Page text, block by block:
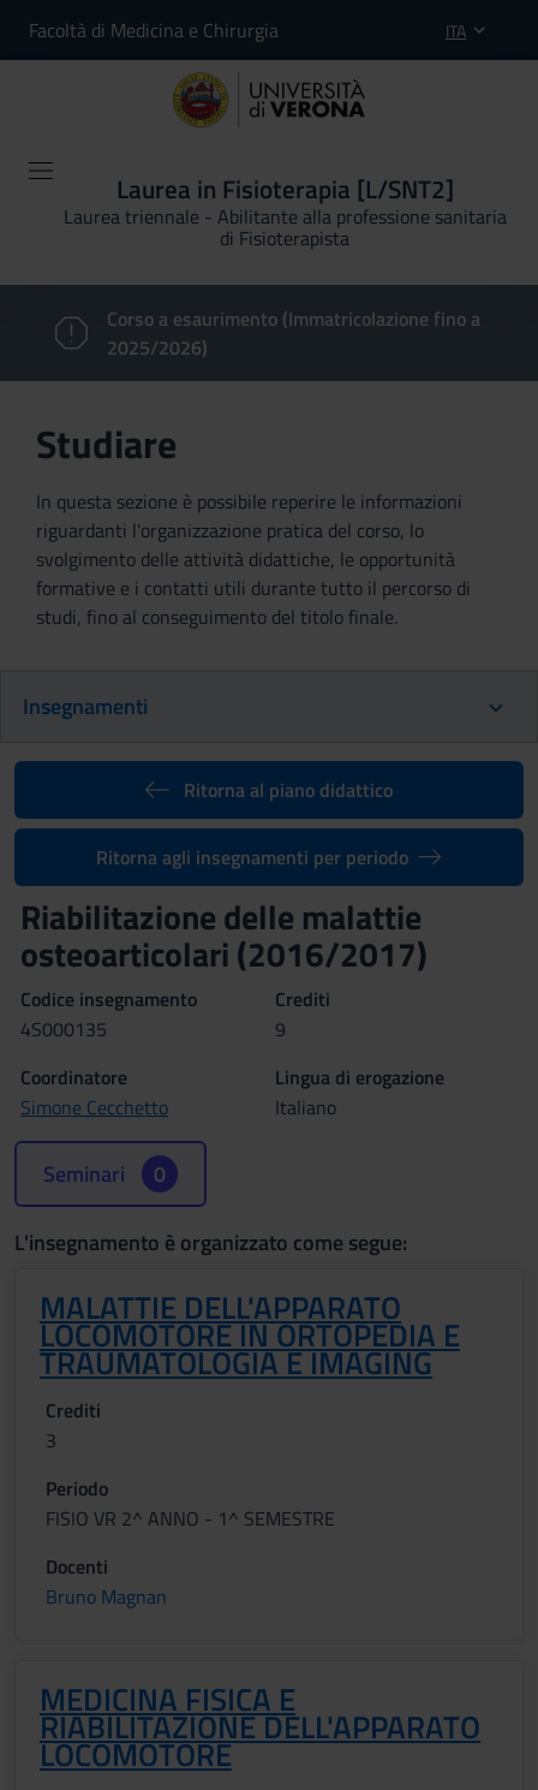
Facoltà di Medicina e Chirurgia ITA
Laurea in Fisioterapia [L/SNT2]
Laurea triennale - Abilitante alla professione sanitaria
di Fisioterapista
Corso a esaurimento (Immatricolazione fino a
2025/2026)
Studiare
In questa sezione è possibile reperire le informazioni
riguardanti l'organizzazione pratica del corso, lo
svolgimento delle attività didattiche, le opportunità
formative e i contatti utili durante tutto il percorso di
studi, fino al conseguimento del titolo finale.
Insegnamenti
Ritorna al piano didattico
Ritorna agli insegnamenti per periodo
Riabilitazione delle malattie
osteoarticolari (2016/2017)
Codice insegnamento
4S000135
Crediti
9
Coordinatore
Simone Cecchetto
Lingua di erogazione
Italiano
Seminari 0
L'insegnamento è organizzato come segue:
MALATTIE DELL'APPARATO
LOCOMOTORE IN ORTOPEDIA E
TRAUMATOLOGIA E IMAGING
Crediti
3
Periodo
FISIO VR 2^ ANNO - 1^ SEMESTRE
Docenti
Bruno Magnan
MEDICINA FISICA E
RIABILITAZIONE DELL'APPARATO
LOCOMOTORE